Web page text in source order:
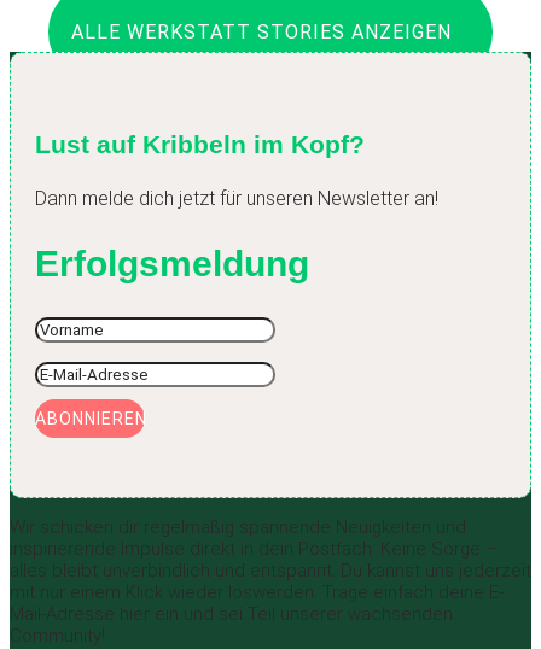
ALLE WERKSTATT STORIES ANZEIGEN
Lust auf Kribbeln im Kopf?
Dann melde dich jetzt für unseren Newsletter an!
Erfolgsmeldung
ABONNIEREN
Wir schicken dir regelmäßig spannende Neuigkeiten und
inspirierende Impulse direkt in dein Postfach. Keine Sorge –
alles bleibt unverbindlich und entspannt. Du kannst uns jederzeit
mit nur einem Klick wieder loswerden. Trage einfach deine E-
Mail-Adresse hier ein und sei Teil unserer wachsenden
Community!